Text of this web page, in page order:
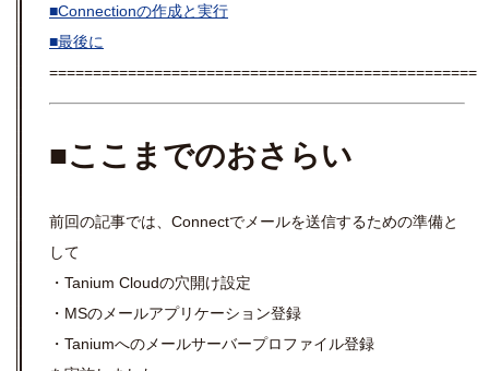
■Connectionの作成と実行
■最後に
=================================================
■ここまでのおさらい
前回の記事では、Connectでメールを送信するための準備と
して
・Tanium Cloudの穴開け設定
・MSのメールアプリケーション登録
・Taniumへのメールサーバープロファイル登録